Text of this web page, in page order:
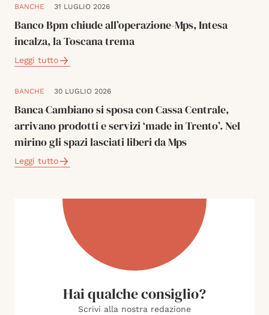
BANCHE 31 LUGLIO 2026
Banco Bpm chiude all’operazione-Mps, Intesa
incalza, la Toscana trema
Leggi tutto
BANCHE 30 LUGLIO 2026
Banca Cambiano si sposa con Cassa Centrale,
arrivano prodotti e servizi ‘made in Trento’. Nel
mirino gli spazi lasciati liberi da Mps
Leggi tutto
Hai qualche consiglio?
Scrivi alla nostra redazione